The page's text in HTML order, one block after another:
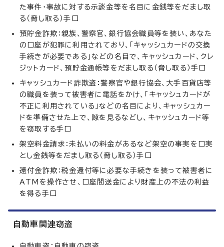
た事件・事故に対する示談金等を名目に金銭等をだまし取
る（脅し取る）手口
預貯金詐欺：親族、警察官、銀行協会職員等を装い、あなた
の口座が犯罪に利用されており、「キャッシュカードの交換
手続きが必要である」などの名目で、キャッシュカード、クレ
ジットカード、預貯金通帳等をだまし取る（脅し取る）手口
キャッシュカード詐欺盗：警察官や銀行協会、大手百貨店等
の職員を装って被害者に電話をかけ、「キャッシュカードが
不正に利用されている」などの名目により、キャッシュカー
ドを準備させた上で、隙を見るなどし、キャッシュカード等
を窃取する手口
架空料金請求：未払いの料金があるなど架空の事実を口実
とし金銭等をだまし取る（脅し取る）手口
還付金詐欺：税金還付等に必要な手続きを装って被害者に
ATMを操作させ、口座間送金により財産上の不法の利益
を得る手口
自動車関連窃盗